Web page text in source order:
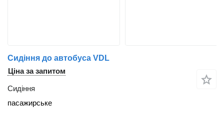
Сидіння до автобуса VDL
Ціна за запитом
Сидіння
пасажирське